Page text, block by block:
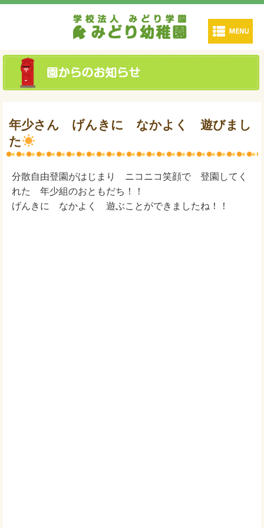
年少さん げんきに なかよく 遊びまし
た
分散自由登園がはじまり ニコニコ笑顔で 登園してく
れた 年少組のおともだち！！
げんきに なかよく 遊ぶことができましたね！！